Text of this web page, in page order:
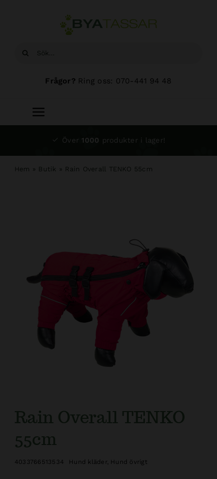
Sök
Frågor? Ring oss: 070-441 94 48
Toggle
Navigation
Över 1000 produkter i lager!
Hem » Butik » Rain Overall TENKO 55cm
Rain Overall TENKO
55cm
4033766513534 Hund kläder, Hund övrigt